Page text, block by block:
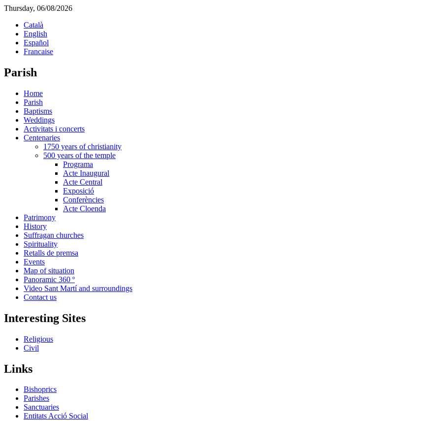
Thursday, 06/08/2026
Català
English
Español
Francaise
Parish
Home
Parish
Baptisms
Weddings
Activitats i concerts
Centenaries
1750 years of christianity
500 years of the temple
Programa
Acte Inaugural
Acte Central
Exposició
Conferències
Acte Cloenda
Patrimony
History
Suffragan churches
Spirituality
Retalls de premsa
Events
Map of situation
Panoramic 360 º
Video Sant Martí and surroundings
Contact us
Interesting Sites
Religious
Civil
Links
Bishoprics
Parishes
Sanctuaries
Entitats Acció Social